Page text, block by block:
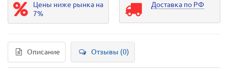
Цены ниже рынка на
7%
Доставка по РФ
Описание Отзывы (0)